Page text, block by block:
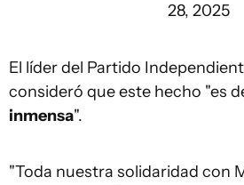
28, 2025
El líder del Partido
consideró que este hecho "es
inmensa".
"Toda nuestra solidaridad con